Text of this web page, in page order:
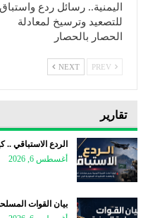
اليمنية.. رسائل ردع واستباق
للتصعيد وترسيخ لمعادلة
الحصار بالحصار
NEXT
تقارير
الردع الاستباقي
أغسطس 6, 2026
بيان القوات